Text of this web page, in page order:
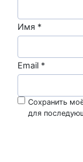
Имя *
Email *
Сохранить
для